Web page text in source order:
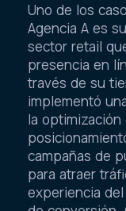
Uno de los
Agencia A es
sector retail
presencia en
través de su
implementó
la
campañas de
para atraer
experiencia